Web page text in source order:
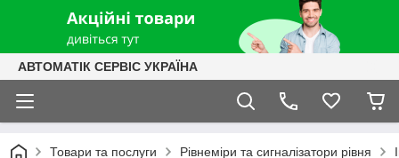
АВТОМАТІК СЕРВІС УКРАЇНА
Товари та послуги Рівнеміри та сигналізатори рівня